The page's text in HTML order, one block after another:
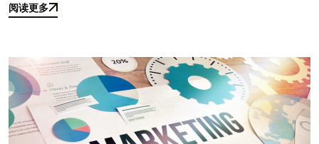
阅读更多
阅读更多